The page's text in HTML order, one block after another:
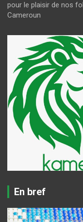
pour le plaisir de nos
Cameroun
En bref